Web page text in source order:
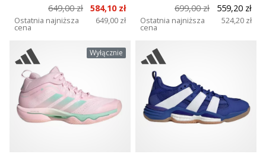
649,00 zł
584,10 zł
Ostatnia najniższa
cena
649,00 zł
699,00 zł
559,20 zł
Ostatnia najniższa
cena
524,20 zł
Wyłącznie